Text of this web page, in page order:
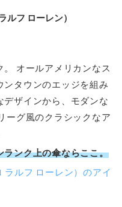
ルフ ローレン）
オールアメリカンなス
ンタウンのエッジを組み
ザインから、モダンな
ーグ風のクラシックなア
ランク上の傘ならここ。
ルフ ローレン）のアイ